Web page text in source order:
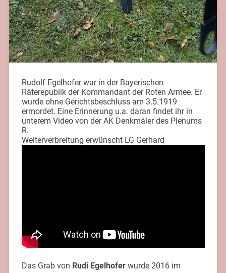
Rudolf Egelhofer war in der Bayerischen
Räterepublik der Kommandant der Roten Armee. Er
wurde ohne Gerichtsbeschluss am 3.5.1919
ermordet. Eine Erinnerung u.a. daran findet ihr in
unterem Video von der AK Denkmäler des Plenums
R.
Weiterverbreitung erwünscht LG Gerhard
Das Grab von Rudi Egelhoferwurde 2016 im